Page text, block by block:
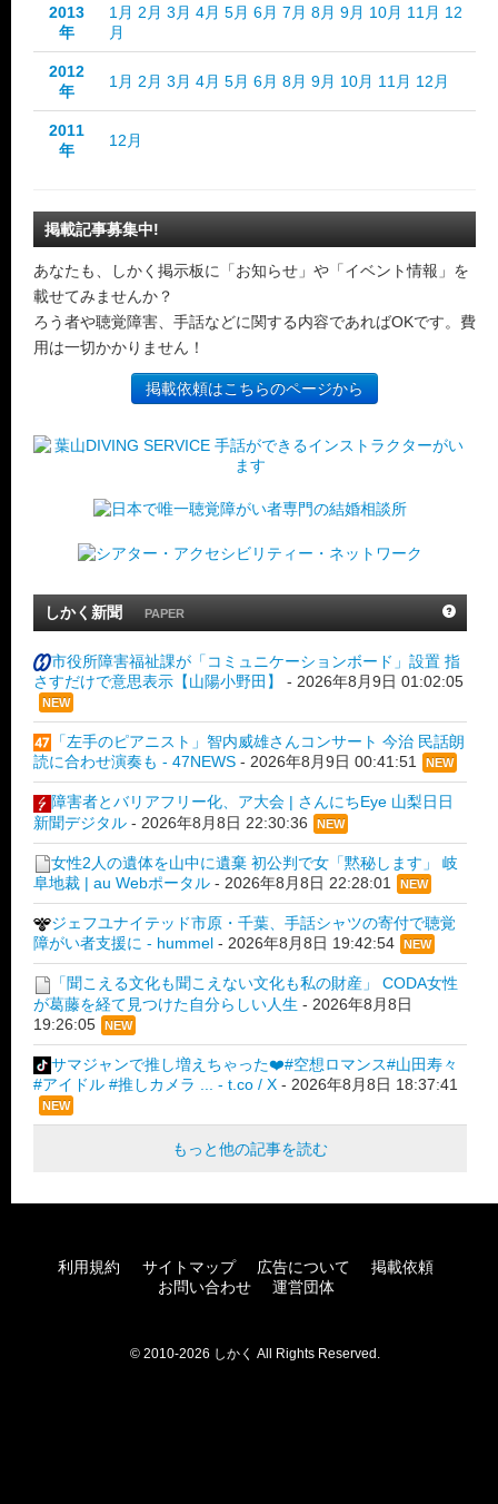
2013
年
1月 2月 3月 4月 5月 6月 7月 8月 9月 10月 11月 12
月
2012
年
1月 2月 3月 4月 5月 6月 8月 9月 10月 11月 12月
2011
年
12月
掲載記事募集中!
あなたも、しかく掲示板に「お知らせ」や「イベント情報」を
載せてみませんか？
ろう者や聴覚障害、手話などに関する内容であればOKです。費
用は一切かかりません！
掲載依頼はこちらのページから
しかく新聞 PAPER
市役所障害福祉課が「コミュニケーションボード」設置 指
さすだけで意思表示【山陽小野田】
- 2026年8月9日 01:02:05
NEW
「左手のピアニスト」智内威雄さんコンサート 今治 民話朗
読に合わせ演奏も - 47NEWS - 2026年8月9日 00:41:51 NEW
障害者とバリアフリー化、ア大会 | さんにちEye 山梨日日
新聞デジタル - 2026年8月8日 22:30:36 NEW
女性2人の遺体を山中に遺棄 初公判で女「黙秘します」 岐
阜地裁 | au Webポータル - 2026年8月8日 22:28:01 NEW
ジェフユナイテッド市原・千葉、手話シャツの寄付で聴覚
障がい者支援に - hummel - 2026年8月8日 19:42:54 NEW
「聞こえる文化も聞こえない文化も私の財産」 CODA女性
が葛藤を経て見つけた自分らしい人生 - 2026年8月8日
19:26:05
NEW
サマジャンで推し増えちゃった❤️#空想ロマンス#山田寿々
#アイドル #推しカメラ ... - t.co / X - 2026年8月8日 18:37:41
NEW
もっと他の記事を読む
利用規約 サイトマップ 広告について
掲載依頼
お問い合わせ
運営団体
© 2010-2026 しかく All Rights Reserved.